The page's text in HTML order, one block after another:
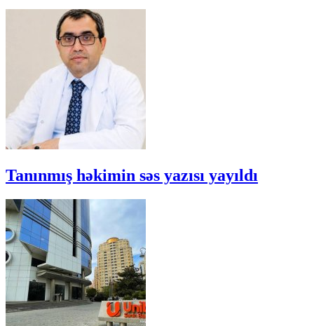
Tanınmış həkimin səs yazısı yayıldı